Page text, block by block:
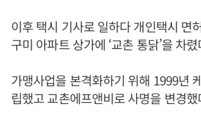
이후 택시 기사로 일하다 개인택시 면
구미 아파트 상가에 ‘교촌 통닭’을 차
가맹사업을 본격화하기 위해 1999년
립했고 교촌에프앤비로 사명을 변경했